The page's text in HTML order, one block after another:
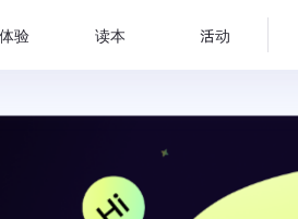
验 读本 活动